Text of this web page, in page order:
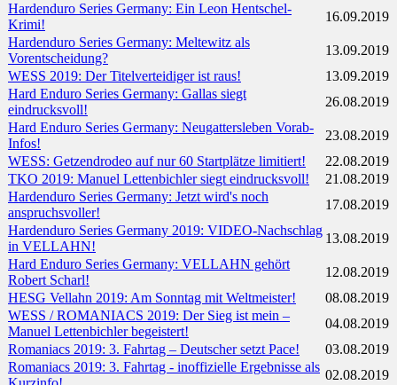
Hardenduro Series Germany: Ein Leon Hentschel-
Krimi!
16.09.2019
Hardenduro Series Germany: Meltewitz als
Vorentscheidung?
13.09.2019
WESS 2019: Der Titelverteidiger ist raus!
13.09.2019
Hard Enduro Series Germany: Gallas siegt
eindrucksvoll!
26.08.2019
Hard Enduro Series Germany: Neugattersleben Vorab-
Infos!
23.08.2019
WESS: Getzendrodeo auf nur 60 Startplätze limitiert!
22.08.2019
TKO 2019: Manuel Lettenbichler siegt eindrucksvoll!
21.08.2019
Hardenduro Series Germany: Jetzt wird's noch
anspruchsvoller!
17.08.2019
Hardenduro Series Germany 2019: VIDEO-Nachschlag
in VELLAHN!
13.08.2019
Hard Enduro Series Germany: VELLAHN gehört
Robert Scharl!
12.08.2019
HESG Vellahn 2019: Am Sonntag mit Weltmeister!
08.08.2019
WESS / ROMANIACS 2019: Der Sieg ist mein –
Manuel Lettenbichler begeistert!
04.08.2019
Romaniacs 2019: 3. Fahrtag – Deutscher setzt Pace!
03.08.2019
Romaniacs 2019: 3. Fahrtag - inoffizielle Ergebnisse als
02.08.2019